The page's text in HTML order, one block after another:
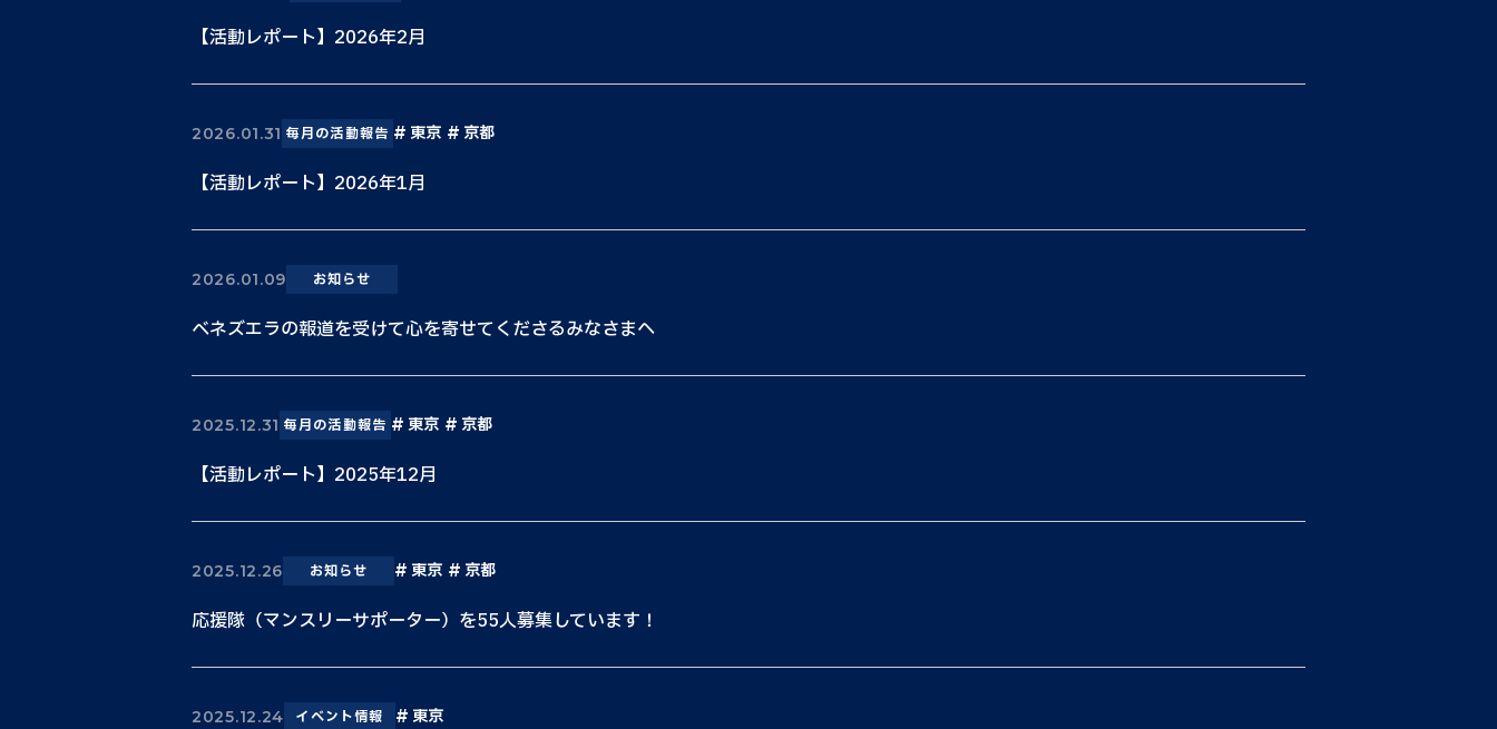
【活動レポート】2026年2月
2026.01.31 毎月の活動報告 東京 京都
【活動レポート】2026年1月
2026.01.09 お知らせ
ベネズエラの報道を受けて心を寄せてくださるみなさまへ
2025.12.31 毎月の活動報告 東京 京都
【活動レポート】2025年12月
2025.12.26 お知らせ 東京 京都
応援隊（マンスリーサポーター）を55人募集しています！
2025.12.24 イベント情報 東京